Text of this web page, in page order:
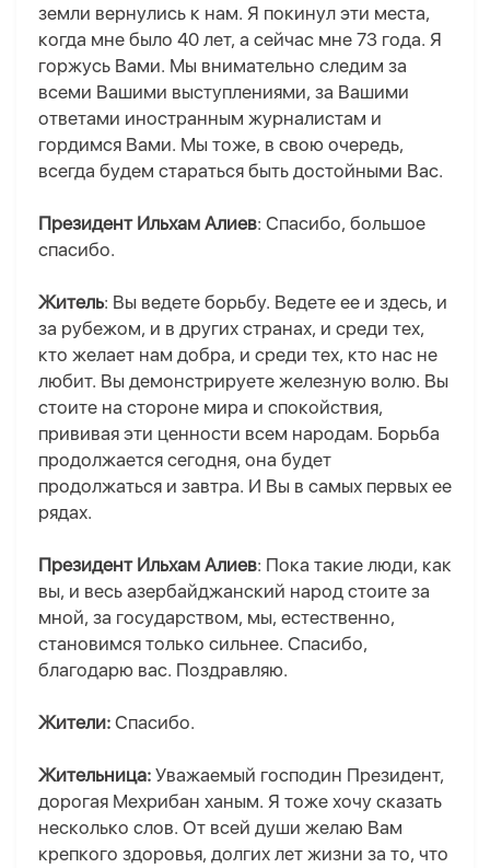
земли вернулись к нам. Я покинул эти места,
когда мне было 40 лет, а сейчас мне 73 года. Я
горжусь Вами. Мы внимательно следим за
всеми Вашими выступлениями, за Вашими
ответами иностранным журналистам и
гордимся Вами. Мы тоже, в свою очередь,
всегда будем стараться быть достойными Вас.
Президент Ильхам Алиев: Спасибо, большое
спасибо.
Житель: Вы ведете борьбу. Ведете ее и здесь, и
за рубежом, и в других странах, и среди тех,
кто желает нам добра, и среди тех, кто нас не
любит. Вы демонстрируете железную волю. Вы
стоите на стороне мира и спокойствия,
прививая эти ценности всем народам. Борьба
продолжается сегодня, она будет
продолжаться и завтра. И Вы в самых первых ее
рядах.
Президент Ильхам Алиев: Пока такие люди, как
вы, и весь азербайджанский народ стоите за
мной, за государством, мы, естественно,
становимся только сильнее. Спасибо,
благодарю вас. Поздравляю.
Жители: Спасибо.
Жительница: Уважаемый господин Президент,
дорогая Мехрибан ханым. Я тоже хочу сказать
несколько слов. От всей души желаю Вам
крепкого здоровья, долгих лет жизни за то, что